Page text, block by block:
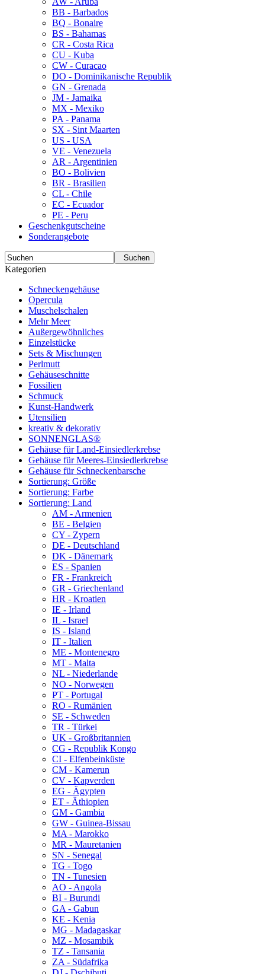
BB - Barbados
BQ - Bonaire
BS - Bahamas
CR - Costa Rica
CU - Kuba
CW - Curacao
DO - Dominikanische Republik
GN - Grenada
JM - Jamaika
MX - Mexiko
PA - Panama
SX - Sint Maarten
US - USA
VE - Venezuela
AR - Argentinien
BO - Bolivien
BR - Brasilien
CL - Chile
EC - Ecuador
PE - Peru
Geschenkgutscheine
Sonderangebote
Suchen
Kategorien
Schneckengehäuse
Opercula
Muschelschalen
Mehr Meer
Außergewöhnliches
Einzelstücke
Sets & Mischungen
Perlmutt
Gehäuseschnitte
Fossilien
Schmuck
Kunst-Handwerk
Utensilien
kreativ & dekorativ
SONNENGLAS®
Gehäuse für Land-Einsiedlerkrebse
Gehäuse für Meeres-Einsiedlerkrebse
Gehäuse für Schneckenbarsche
Sortierung: Größe
Sortierung: Farbe
Sortierung: Land
AM - Armenien
BE - Belgien
CY - Zypern
DE - Deutschland
DK - Dänemark
ES - Spanien
FR - Frankreich
GR - Griechenland
HR - Kroatien
IE - Irland
IL - Israel
IS - Island
IT - Italien
ME - Montenegro
MT - Malta
NL - Niederlande
NO - Norwegen
PT - Portugal
RO - Rumänien
SE - Schweden
TR - Türkei
UK - Großbritannien
CG - Republik Kongo
CI - Elfenbeinküste
CM - Kamerun
CV - Kapverden
EG - Ägypten
ET - Äthiopien
GM - Gambia
GW - Guinea-Bissau
MA - Marokko
MR - Mauretanien
SN - Senegal
TG - Togo
TN - Tunesien
AO - Angola
BI - Burundi
GA - Gabun
KE - Kenia
MG - Madagaskar
MZ - Mosambik
TZ - Tansania
ZA - Südafrika